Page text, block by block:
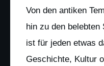
Von den antiken
hin zu den
ist für jeden etwas
Geschichte, Kultur